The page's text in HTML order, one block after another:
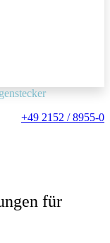
+49 2152 / 8955-0
für